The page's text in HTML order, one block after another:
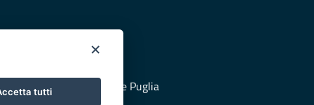
al sito di Protezione Civile Puglia
×
tutti